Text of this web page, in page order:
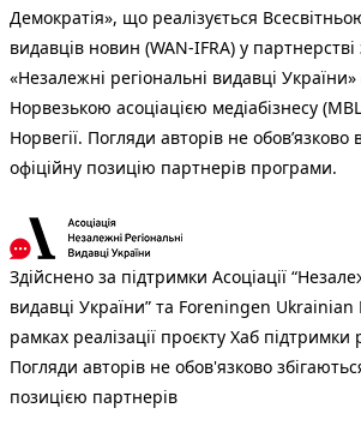
Демократія», що реалізується
видавців новин (WAN-IFRA) у партнерстві
«Незалежні регіональні видавці
Норвезькою асоціацією медіабізнесу
Норвегії. Погляди авторів не
офіційну позицію партнерів програми.
Здійснено за підтримки Асоціації
видавці України” та Foreningen
рамках реалізації проєкту Хаб підтримки
Погляди авторів не обов'язково
позицією партнерів